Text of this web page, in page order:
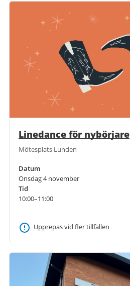
Linedance för nybörjare
Mötesplats Lunden
Datum
Onsdag 4 november
Tid
10:00–11:00
Upprepas vid fler tillfällen